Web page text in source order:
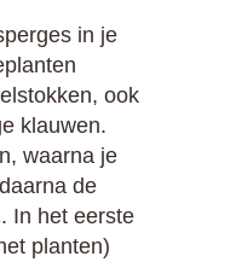
in je
ook
klauwen.
waarna je
de
In het eerste
planten)